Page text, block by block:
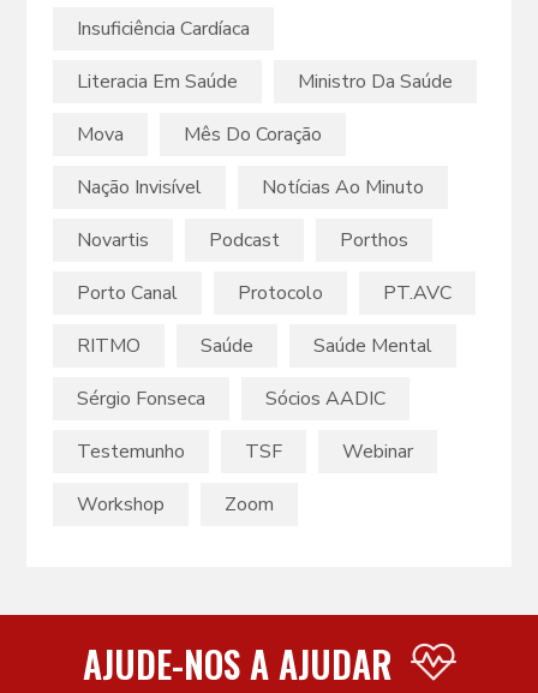
Insuficiência Cardíaca
Literacia Em Saúde
Ministro Da Saúde
Mova
Mês Do Coração
Nação Invisível
Notícias Ao Minuto
Novartis
Podcast
Porthos
Porto Canal
Protocolo
PT.AVC
RITMO
Saúde
Saúde Mental
Sérgio Fonseca
Sócios AADIC
Testemunho
TSF
Webinar
Workshop
Zoom
AJUDE-NOS A AJUDAR